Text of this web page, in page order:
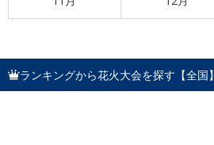
ランキングから花火大会を探す【全国】